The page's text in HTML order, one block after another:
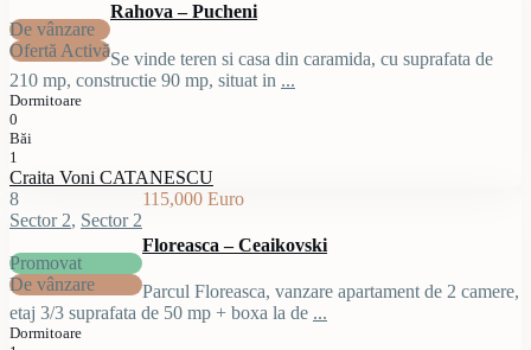
De vânzare
Ofertă Activă
Rahova – Pucheni
Se vinde teren si casa din caramida, cu suprafata de
210 mp, constructie 90 mp, situat in ...
Dormitoare
0
Băi
1
Craita Voni CATANESCU
8
Sector 2, Sector 2
Promovat
De vânzare
115,000 Euro
Floreasca – Ceaikovski
Parcul Floreasca, vanzare apartament de 2 camere,
etaj 3/3 suprafata de 50 mp + boxa la de ...
Dormitoare